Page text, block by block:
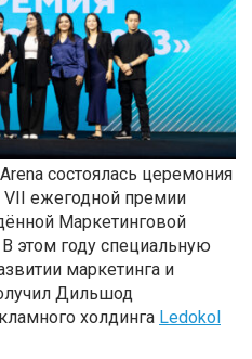
состоялась церемония
VII ежегодной премии
Маркетинговой
этом году специальную
маркетинга и
Дильшод
холдинга Ledokol